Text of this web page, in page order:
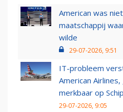
American was
maatschappij
wilde
29-07-2026, 9:51
IT-probleem
American
merkbaar op
29-07-2026, 9:05